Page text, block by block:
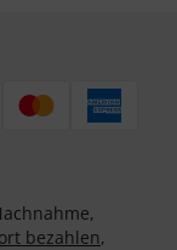
bezahlen,